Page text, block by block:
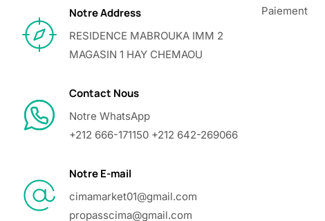
Notre Address
RESIDENCE MABROUKA IMM 2
MAGASIN 1 HAY CHEMAOU
Contact Nous
Notre WhatsApp
+212 666-171150 +212 642-269066
Notre E-mail
cimamarket01@gmail.com
propasscima@gmail.com
Paiement